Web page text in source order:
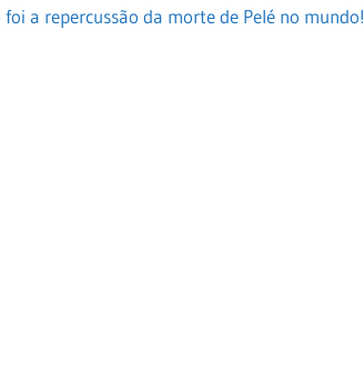
foi a repercussão da morte de Pelé no mundo!